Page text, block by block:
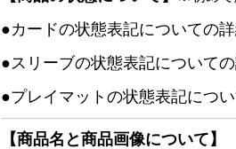
●カードの状態表記についての
●スリーブの状態表記について
●プレイマットの状態表記につ
【商品名と商品画像について】